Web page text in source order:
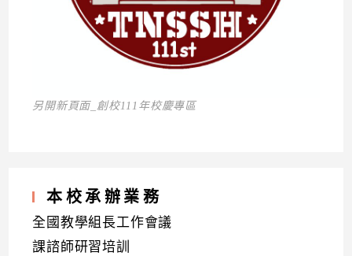
另開新頁面_創校111年校慶專區
本校承辦業務
全國教學組長工作會議
課諮師研習培訓